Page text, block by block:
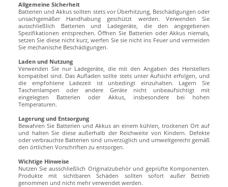
Allgemeine Sicherheit
Batterien und Akkus sollten stets vor Überhitzung, Beschädigungen oder
unsachgemäßer Handhabung geschützt werden. Verwenden Sie
ausschließlich Batterien und Ladegeräte, die den angegebenen
Spezifikationen entsprechen. Öffnen Sie Batterien oder Akkus niemals,
setzen Sie diese nicht kurz, werfen Sie sie nicht ins Feuer und vermeiden
Sie mechanische Beschädigungen.
Laden und Nutzung
Verwenden Sie nur Ladegeräte, die mit den Angaben des Herstellers
kompatibel sind. Das Aufladen sollte stets unter Aufsicht erfolgen, und
die empfohlene Ladezeit ist unbedingt einzuhalten. Lagern Sie
Taschenlampen oder andere Geräte nicht unbeaufsichtigt mit
eingelegten Batterien oder Akkus, insbesondere bei hohen
Temperaturen.
Lagerung und Entsorgung
Bewahren Sie Batterien und Akkus an einem kühlen, trockenen Ort auf
und halten Sie diese außerhalb der Reichweite von Kindern. Defekte
oder verbrauchte Batterien sind unverzüglich und umweltgerecht gemäß
den örtlichen Vorschriften zu entsorgen.
Wichtige Hinweise
Nutzen Sie ausschließlich Originalzubehör und geprüfte Komponenten.
Produkte mit sichtbaren Schäden sollten sofort außer Betrieb
genommen und nicht mehr verwendet werden.